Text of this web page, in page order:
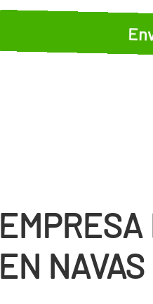
EN NAVAS